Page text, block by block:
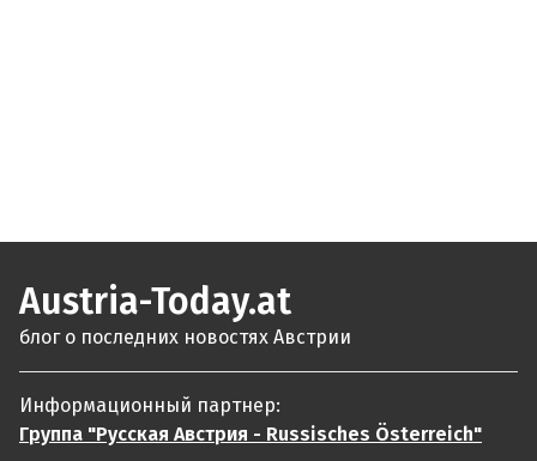
Austria-Today.at
блог о последних новостях Австрии
Информационный партнер:
Группа "Русская Австрия - Russisches Österreich"